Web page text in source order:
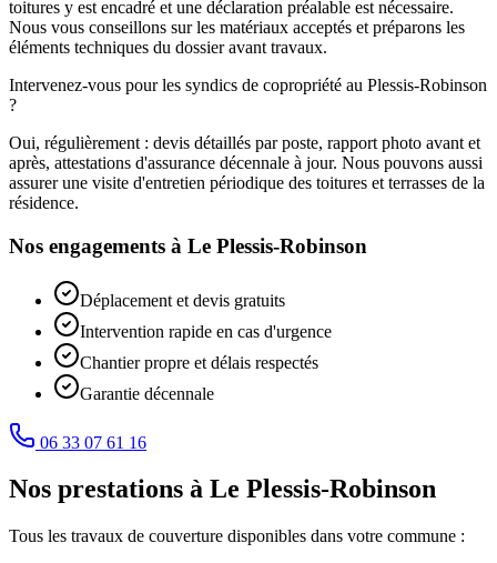
toitures y est encadré et une déclaration préalable est nécessaire.
Nous vous conseillons sur les matériaux acceptés et préparons les
éléments techniques du dossier avant travaux.
Intervenez-vous pour les syndics de copropriété au Plessis-Robinson
?
Oui, régulièrement : devis détaillés par poste, rapport photo avant et
après, attestations d'assurance décennale à jour. Nous pouvons aussi
assurer une visite d'entretien périodique des toitures et terrasses de la
résidence.
Nos engagements à Le Plessis-Robinson
Déplacement et devis gratuits
Intervention rapide en cas d'urgence
Chantier propre et délais respectés
Garantie décennale
06 33 07 61 16
Nos prestations à Le Plessis-Robinson
Tous les travaux de couverture disponibles dans votre commune :